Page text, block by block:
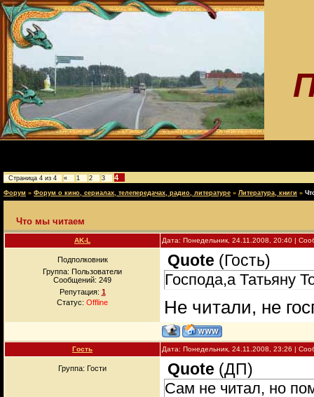
Страница 4 из 4 « 1 2 3 4
Форум » Форум о кино, сериалах, телепередачах, радио, литературе » Литература, книги »
Что мы читаем
AK-L Дата: Понедельник, 24.11.2008, 20:40 |
Подполковник
Группа: Пользователи
Сообщений: 249
Репутация: 1
Статус: Offline
Quote (Гость)
Господа,а Татьяну
Не читали, не
Гость Дата: Понедельник, 24.11.2008, 23:26 |
Группа: Гости Quote (ДП)
Сам не читал, но